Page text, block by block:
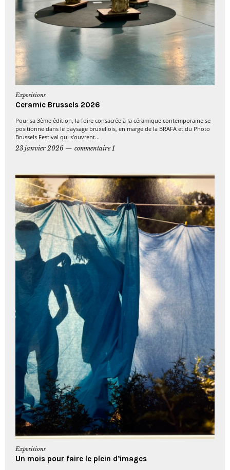
Expositions
Ceramic Brussels 2026
Pour sa 3ème édition, la foire consacrée à la céramique contemporaine se
positionne dans le paysage bruxellois, en marge de la BRAFA et du Photo
Brussels Festival qui s’ouvrent...
23 janvier 2026
commentaire 1
Expositions
Un mois pour faire le plein d’images